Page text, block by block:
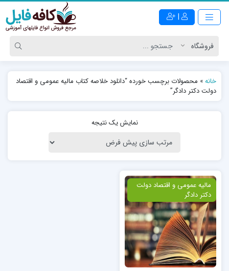
|
خانه» محصولات برچسب خورده “دانلود خلاصه کتاب مالیه عمومی و اقتصاد
دولت دکتر دادگر”
نمایش یک نتیجه
ویژه
مالیه عمومی و اقتصاد دولت
دکتر دادگر